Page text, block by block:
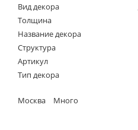
Вид декора
Толщина
Название декора
Структура
Артикул
Тип декора
Москва Много